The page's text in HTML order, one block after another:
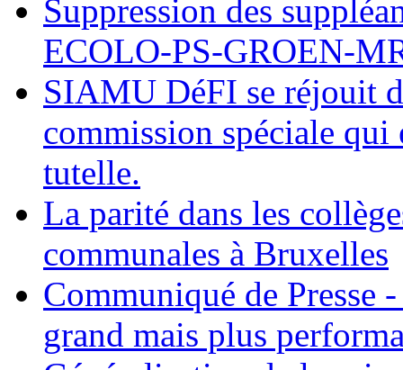
Suppression des
ECOLO-PS-GROEN-
SIAMU DéFI se réjouit
commission spéciale qui
tutelle.
La parité dans les
communales à Bruxelles
Communiqué de Presse
grand mais plus